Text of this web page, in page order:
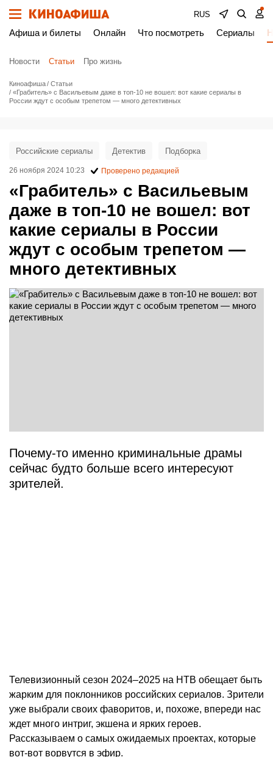
RUS
Афиша и билеты Онлайн Что посмотреть Сериалы
Новости Статьи Про жизнь
Киноафиша
Статьи
«Грабитель» с Васильевым даже в топ-10 не вошел: вот какие сериалы в
России ждут с особым трепетом — много детективных
«Грабитель» с Васильевым
даже в топ-10 не вошел: вот
какие сериалы в России
ждут с особым трепетом —
много детективных
Российские сериалы Детектив Подборка
26 ноября 2024 10:23 Проверено редакцией
Почему-то именно криминальные драмы
сейчас будто больше всего интересуют
зрителей.
Телевизионный сезон 2024–2025 на НТВ обещает быть
жарким для поклонников российских сериалов. Зрители
уже выбрали своих фаворитов, и, похоже, впереди нас
ждет много интриг, экшена и ярких героев.
Рассказываем о самых ожидаемых проектах, которые
вот-вот ворвутся в эфир.